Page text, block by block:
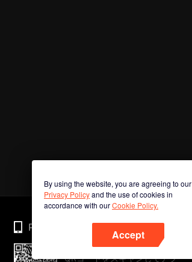
By using the website, you are agreeing to our
Privacy Policyand the use of cookies in
accordance with ourCookie Policy.
Accept
Phone
QRコードをスキャンしてアプ